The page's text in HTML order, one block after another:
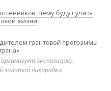
чему будут учить
жизни
грантовой программы
экспозицию,
лихорадки